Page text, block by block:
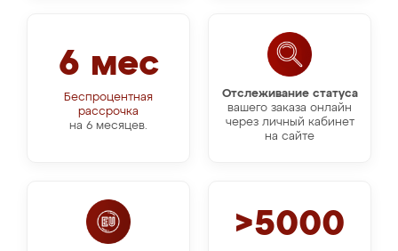
Отслеживание статуса
вашего заказа онлайн
через личный кабинет
на сайте
6 мес
Беспроцентная
рассрочка
на 6 месяцев.
>5000